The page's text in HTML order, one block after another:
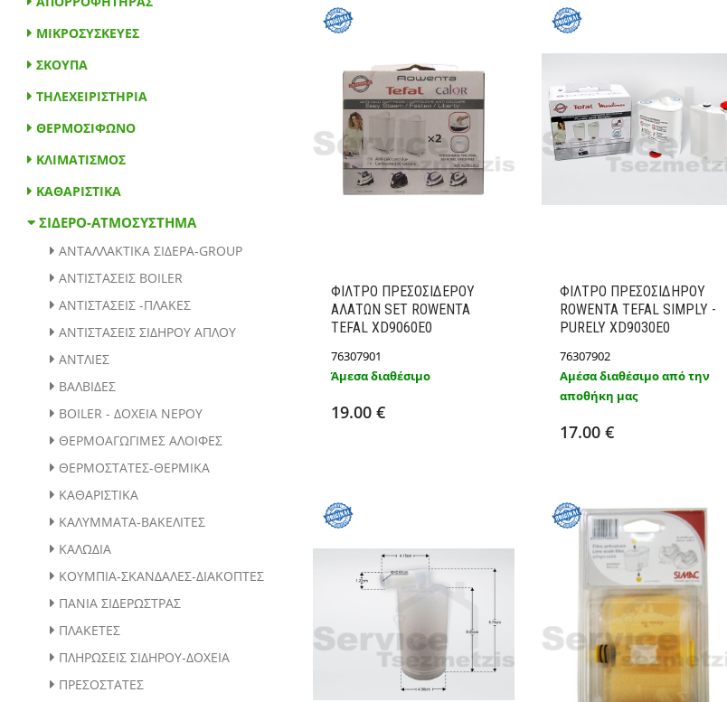
ΦΙΛΤΡΟ ΠΡΕΣΟΣΙΔΕΡΟY
ΑΛΑΤΩΝ SET ROWENTA
TEFAL XD9060E0
76307901
Άμεσα διαθέσιμο
19.00 €
Προσθήκη στο καλάθι
ΦΙΛΤΡΟ ΠΡΕΣΟΣΙΔHΡΟY
ROWENTA TEFAL SIMPLY -
PURELY XD9030E0
76307902
Αμέσα διαθέσιμο από την
αποθήκη μας
17.00 €
Προσθήκη στο καλάθι
ΜΙΚΡΟΣΥΣΚΕΥΕΣ
ΣΚΟΥΠΑ
ΤΗΛΕΧΕΙΡΙΣΤΗΡΙΑ
ΘΕΡΜΟΣΙΦΩΝΟ
ΚΛΙΜΑΤΙΣΜΟΣ
ΚΑΘΑΡΙΣΤΙΚΑ
ΑΝΤΑΛΛΑΚΤΙΚΑ ΣΙΔΕΡΑ-GROUP
ΑΝΤΙΣΤΑΣΕΙΣ BOILER
ΑΝΤΙΣΤΑΣΕΙΣ -ΠΛΑΚΕΣ
ΑΝΤΙΣΤΑΣΕΙΣ ΣΙΔΗΡΟΥ ΑΠΛΟΥ
ΑΝΤΛΙΕΣ
ΒΑΛΒΙΔΕΣ
BOILER - ΔΟΧΕΙΑ ΝΕΡΟΥ
ΘΕΡΜΟΑΓΩΓΙΜΕΣ ΑΛΟΙΦΕΣ
ΘΕΡΜΟΣΤΑΤΕΣ-ΘΕΡΜΙΚΑ
ΚΑΘΑΡΙΣΤΙΚΑ
ΚΑΛΥΜΜΑΤΑ-ΒΑΚΕΛΙΤΕΣ
ΚΑΛΩΔΙΑ
ΚΟΥΜΠΙΑ-ΣΚΑΝΔΑΛΕΣ-ΔΙΑΚΟΠΤΕΣ
ΠΑΝΙΑ ΣΙΔΕΡΩΣΤΡΑΣ
ΠΛΑΚΕΤΕΣ
ΠΛΗΡΩΣΕΙΣ ΣΙΔΗΡΟΥ-ΔΟΧΕΙΑ
ΠΡΕΣΟΣΤΑΤΕΣ